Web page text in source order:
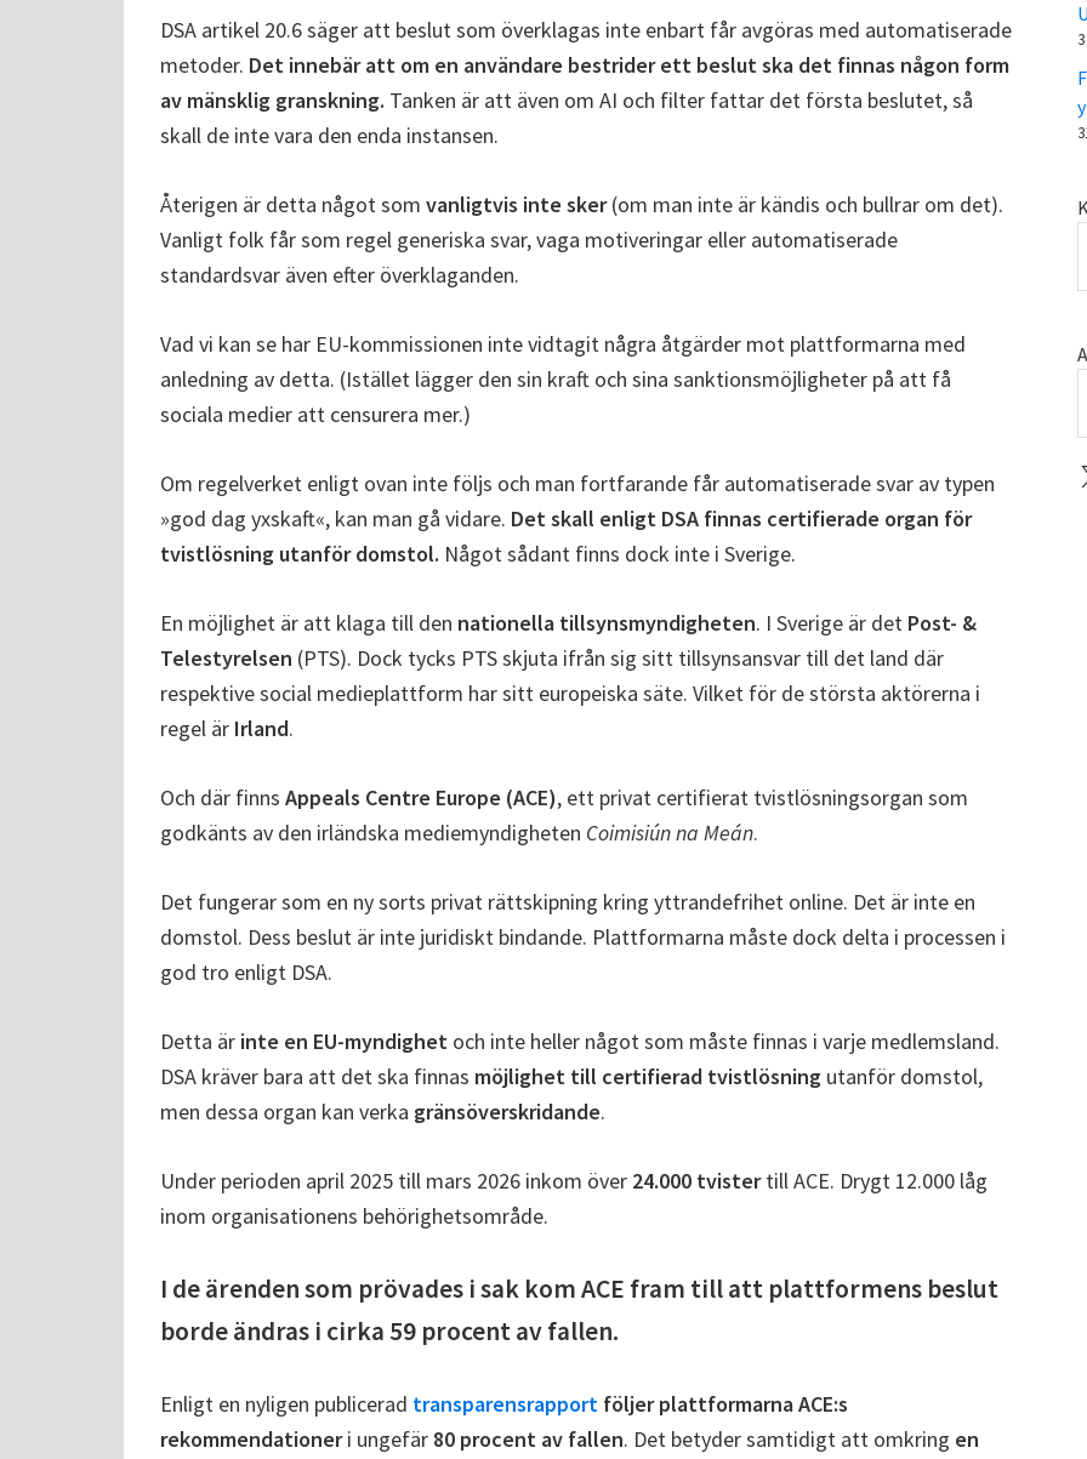
DSA artikel 20.6 säger att beslut som överklagas inte enbart får avgöras med automatiserade
metoder. Det innebär att om en användare bestrider ett beslut ska det finnas någon form
av mänsklig granskning. Tanken är att även om AI och filter fattar det första beslutet, så
skall de inte vara den enda instansen.
Återigen är detta något som vanligtvis inte sker(om man inte är kändis och bullrar om det).
Vanligt folk får som regel generiska svar, vaga motiveringar eller automatiserade
standardsvar även efter överklaganden.
Vad vi kan se har EU-kommissionen inte vidtagit några åtgärder mot plattformarna med
anledning av detta. (Istället lägger den sin kraft och sina sanktionsmöjligheter på att få
sociala medier att censurera mer.)
Om regelverket enligt ovan inte följs och man fortfarande får automatiserade svar av typen
»god dag yxskaft«, kan man gå vidare. Det skall enligt DSA finnas certifierade organ för
tvistlösning utanför domstol. Något sådant finns dock inte i Sverige.
En möjlighet är att klaga till den nationella tillsynsmyndigheten. I Sverige är det Post- &
Telestyrelsen (PTS). Dock tycks PTS skjuta ifrån sig sitt tillsynsansvar till det land där
respektive social medieplattform har sitt europeiska säte. Vilket för de största aktörerna i
regel är Irland.
Och där finns Appeals Centre Europe (ACE), ett privat certifierat tvistlösningsorgan som
godkänts av den irländska mediemyndigheten Coimisiún na Meán.
Det fungerar som en ny sorts privat rättskipning kring yttrandefrihet online. Det är inte en
domstol. Dess beslut är inte juridiskt bindande. Plattformarna måste dock delta i processen i
god tro enligt DSA.
Detta är inte en EU-myndighet och inte heller något som måste finnas i varje medlemsland.
DSA kräver bara att det ska finnas möjlighet till certifierad tvistlösning utanför domstol,
men dessa organ kan verka gränsöverskridande.
Under perioden april 2025 till mars 2026 inkom över 24.000 tvistertill ACE. Drygt 12.000 låg
inom organisationens behörighetsområde.
I de ärenden som prövades i sak kom ACE fram till att plattformens beslut
borde ändras i cirka 59 procent av fallen.
Enligt en nyligen publicerad transparensrapport följer plattformarna ACE:s
rekommendationeri ungefär 80 procent av fallen. Det betyder samtidigt att omkring en